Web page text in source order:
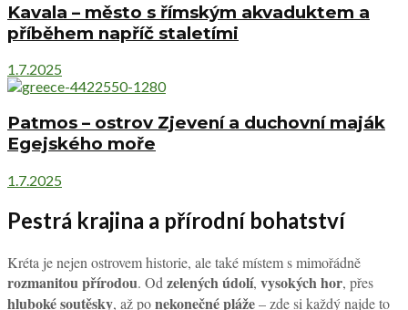
Kavala – město s římským akvaduktem a
příběhem napříč staletími
1.7.2025
Patmos – ostrov Zjevení a duchovní maják
Egejského moře
1.7.2025
Pestrá krajina a přírodní bohatství
Kréta je nejen ostrovem historie, ale také místem s mimořádně
rozmanitou přírodou. Od zelených údolí, vysokých hor, přes
hluboké soutěsky, až ponekonečné pláže– zde si každý najde to